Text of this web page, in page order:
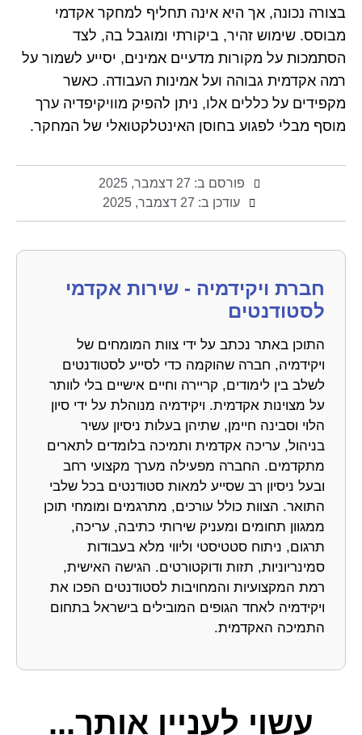
בצורה נכונה, אך היא אינה תחליף למחקר אקדמי
מבוסס. שימוש זהיר, ביקורתי ומוגבל בה, לצד
הסתמכות על מקורות מדעיים אמינים, יסייע לשמור על
רמה אקדמית גבוהה ועל אמינות העבודה. כאשר
מקפידים על כללים אלו, ניתן להפיק מוויקיפדיה ערך
מוסף מבלי לפגוע בחוסן האינטלקטואלי של המחקר.
פורסם ב:
עודכן ב: 27 דצמבר, 2025
חברת ויקידמיה - שירות אקדמי
לסטודנטים
התוכן באתר נכתב על ידי צוות המומחים של
ויקידמיה, חברה שהוקמה כדי לסייע לסטודנטים
לשלב בין לימודים, קריירה וחיים אישיים בלי לוותר
על מצוינות אקדמית. ויקידמיה מנוהלת על ידי סיון
הלוי וסבינה חיימן, שתיהן בעלות ניסיון עשיר
בניהול, עריכה אקדמית ותמיכה בלומדים לתארים
מתקדמים. החברה מפעילה מערך מקצועי רחב
ובעל ניסיון רב שסייע למאות סטודנטים בכל שלבי
התואר. הצוות כולל עורכים, מתרגמים ומומחי תוכן
ממגוון תחומים ומעניק שירותי כתיבה, עריכה,
תרגום, ניתוח סטטיסטי וליווי מלא בעבודות
סמינריוניות, תזות ודוקטורטים. הגישה האישית,
רמת המקצועיות והמחויבות לסטודנטים הפכו את
ויקידמיה לאחד הגופים המובילים בישראל בתחום
התמיכה האקדמית.
עשוי לעניין אותך...